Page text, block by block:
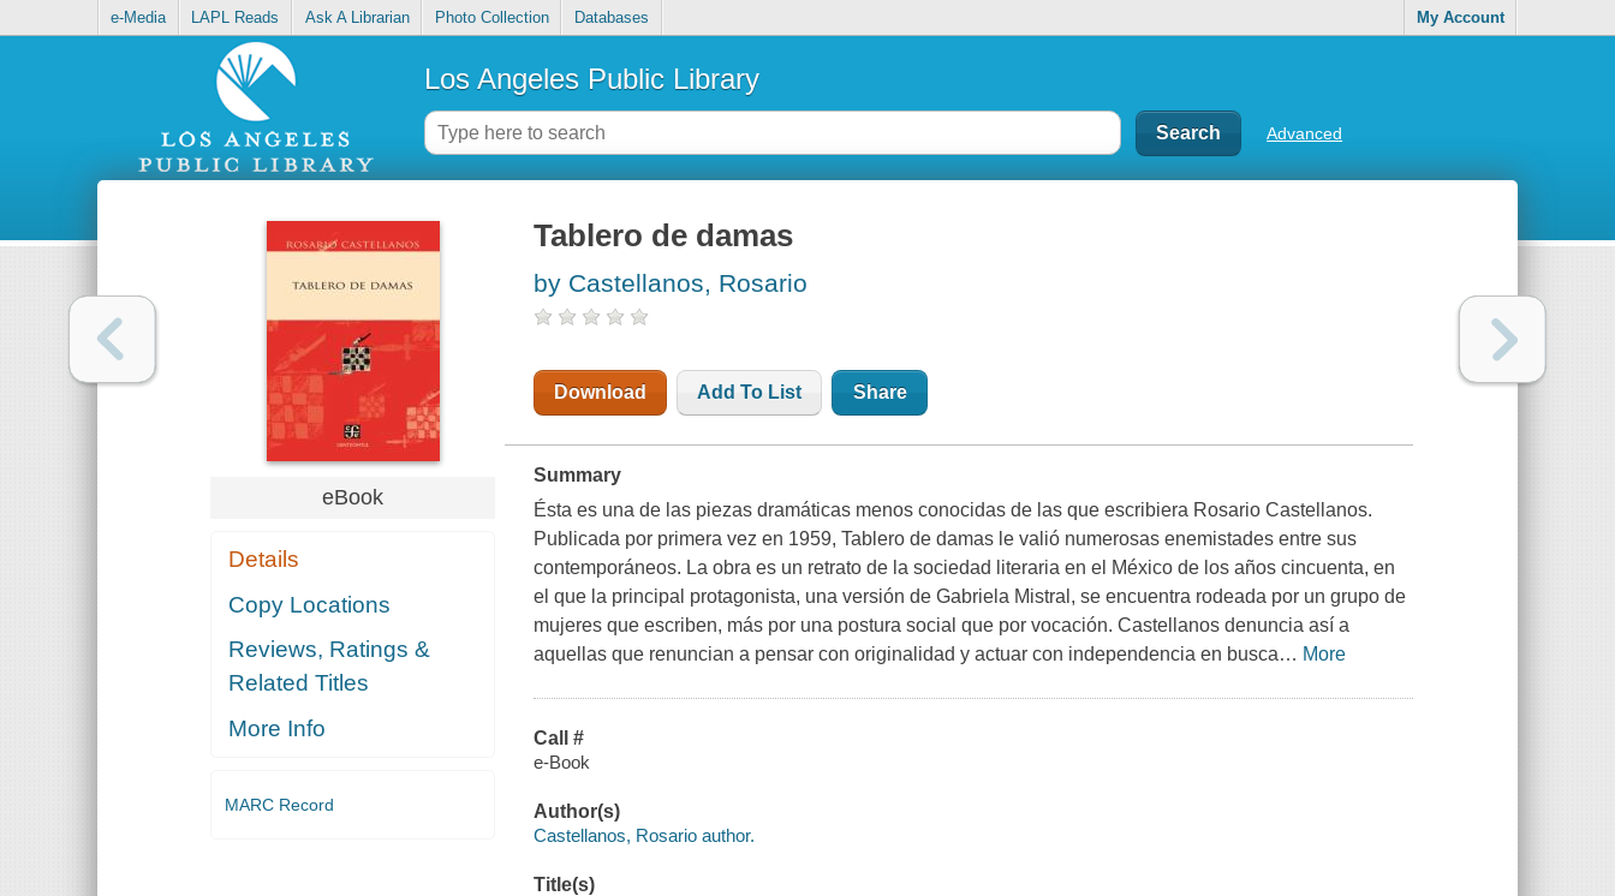
e-Media LAPL Reads Ask A Librarian Photo Collection Databases My Account
Los Angeles Public Library
Advanced
eBook
Details
Copy Locations
Reviews, Ratings &
Related Titles
More Info
MARC Record
Tablero de damas
by Castellanos, Rosario
Download Add To List Share
Summary
Ésta es una de las piezas dramáticas menos conocidas de las que escribiera Rosario Castellanos.
Publicada por primera vez en 1959, Tablero de damas le valió numerosas enemistades entre sus
contemporáneos. La obra es un retrato de la sociedad literaria en el México de los años cincuenta, en
el que la principal protagonista, una versión de Gabriela Mistral, se encuentra rodeada por un grupo de
mujeres que escriben, más por una postura social que por vocación. Castellanos denuncia así a
aquellas que renuncian a pensar con originalidad y actuar con independencia en busca… More
Call #
e-Book
Author(s)
Castellanos, Rosario author.
Title(s)